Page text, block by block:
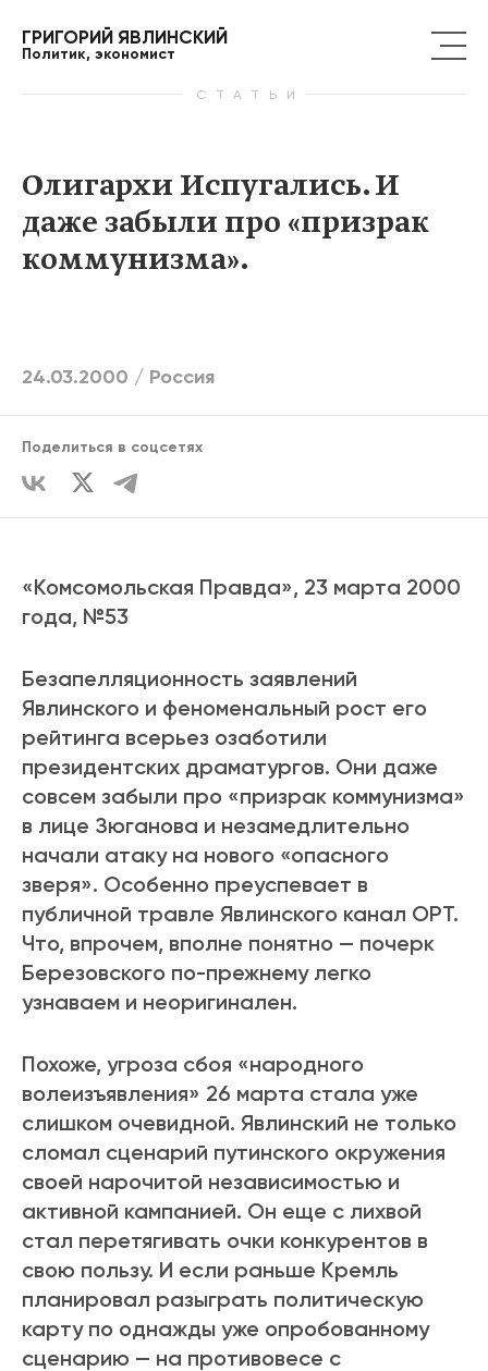
ГРИГОРИЙ ЯВЛИНСКИЙ
Политик, экономист
СТАТЬИ
Олигархи Испугались. И
даже забыли про «призрак
коммунизма».
24.03.2000 / Россия
Поделиться в соцсетях
«Комсомольская Правда», 23 марта 2000
года, №53
Безапелляционность заявлений
Явлинского и феноменальный рост его
рейтинга всерьез озаботили
президентских драматургов. Они даже
совсем забыли про «призрак коммунизма»
в лице Зюганова и незамедлительно
начали атаку на нового «опасного
зверя». Особенно преуспевает в
публичной травле Явлинского канал ОРТ.
Что, впрочем, вполне понятно — почерк
Березовского по-прежнему легко
узнаваем и неоригинален.
Похоже, угроза сбоя «народного
волеизъявления» 26 марта стала уже
слишком очевидной. Явлинский не только
сломал сценарий путинского окружения
своей нарочитой независимостью и
активной кампанией. Он еще с лихвой
стал перетягивать очки конкурентов в
свою пользу. И если раньше Кремль
планировал разыграть политическую
карту по однажды уже опробованному
сценарию — на противовесе с